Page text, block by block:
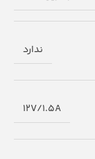
ندارد
12V/1.5A